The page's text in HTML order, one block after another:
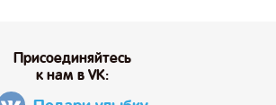
Присоединяйтесь
к нам в VK: